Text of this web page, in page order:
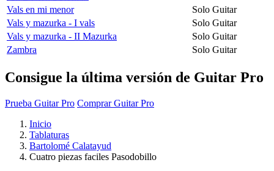
Vals en mi menor
Solo Guitar
Vals y mazurka - I vals
Solo Guitar
Vals y mazurka - II Mazurka
Solo Guitar
Zambra
Solo Guitar
Consigue la última versión de Guitar Pro
Prueba Guitar Pro Comprar Guitar Pro
Inicio
Tablaturas
Bartolomé Calatayud
Cuatro piezas faciles Pasodobillo